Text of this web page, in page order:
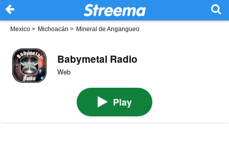
Mexico > Michoacán > Mineral de Angangueo
Babymetal Radio
Web
Play